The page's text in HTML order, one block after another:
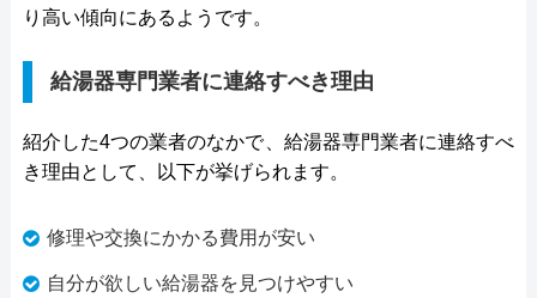
り高い傾向にあるようです。
給湯器専門業者に連絡すべき理由
紹介した4つの業者のなかで、給湯器専門業者に連絡すべ
き理由として、以下が挙げられます。
修理や交換にかかる費用が安い
自分が欲しい給湯器を見つけやすい